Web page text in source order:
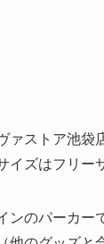
ァストア池袋
イズはフリー
ンのパーカー